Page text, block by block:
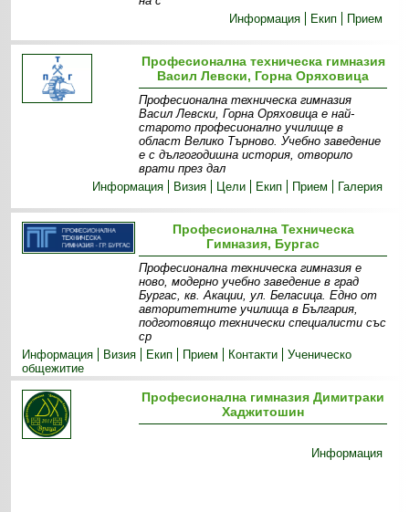
Информация
Екип Прием
Професионална техническа гимназия
Васил Левски, Горна Оряховица
Професионална техническа гимназия
Васил Левски, Горна Оряховица е най-
старото професионално училище в
област Велико Търново. Учебно заведение
е с дългогодишна история, отворило
врати през дал
Информация
Визия Цели Екип Прием Галерия
Професионална Техническа
Гимназия, Бургас
Професионална техническа гимназия е
ново, модерно учебно заведение в град
Бургас, кв. Акации, ул. Беласица. Едно от
авторитетните училища в България,
подготовящо технически специалисти със
ср
Информация
Визия Екип Прием Контакти
Ученическо
общежитие
Професионална гимназия Димитраки
Хаджитошин
Информация